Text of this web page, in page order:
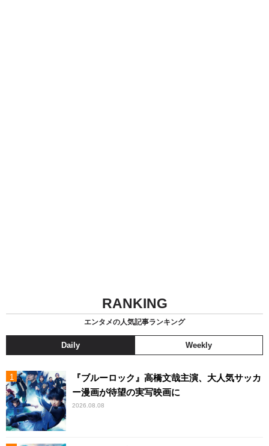
RANKING
エンタメの人気記事ランキング
Daily Weekly
『ブルーロック』高橋文哉主演、大人気サッカ
ー漫画が待望の実写映画に
2026.08.08